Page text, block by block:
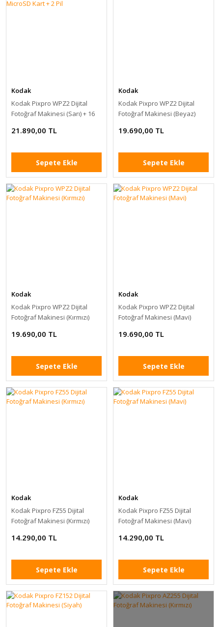
Kodak
Kodak Pixpro WPZ2 Dijital
Fotoğraf Makinesi (Sarı) + 16
21.890,00 TL
Sepete Ekle
Kodak
Kodak Pixpro WPZ2 Dijital
Fotoğraf Makinesi (Beyaz)
19.690,00 TL
Sepete Ekle
Kodak
Kodak Pixpro WPZ2 Dijital
Fotoğraf Makinesi (Kırmızı)
19.690,00 TL
Sepete Ekle
Kodak
Kodak Pixpro WPZ2 Dijital
Fotoğraf Makinesi (Mavi)
19.690,00 TL
Sepete Ekle
Kodak
Kodak Pixpro FZ55 Dijital
Fotoğraf Makinesi (Kırmızı)
14.290,00 TL
Sepete Ekle
Kodak
Kodak Pixpro FZ55 Dijital
Fotoğraf Makinesi (Mavi)
14.290,00 TL
Sepete Ekle